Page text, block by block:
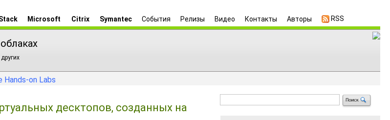
Microsoft Citrix Symantec События Релизы Видео Контакты Авторы RSS
on Labs
десктопов, созданных на